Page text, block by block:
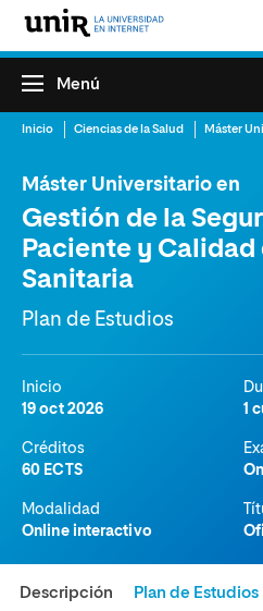
Menú
Inicio Ciencias de la Salud
Máster Universitario en
Gestión de la
Paciente y
Sanitaria
Plan de Estudios
Inicio
19 oct 2026
1
Créditos
60 ECTS
Modalidad
Online interactivo
Descripción Plan de Estudios